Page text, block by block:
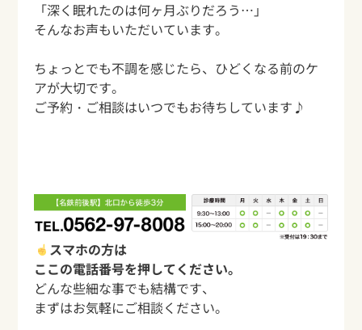
「深く眠れたのは何ヶ月ぶりだろう…」
そんなお声もいただいています。
ちょっとでも不調を感じたら、ひどくなる前のケ
アが大切です。
ご予約・ご相談はいつでもお待ちしています♪
スマホの方は
ここの電話番号を押してください。
どんな些細な事でも結構です、
まずはお気軽にご相談ください。